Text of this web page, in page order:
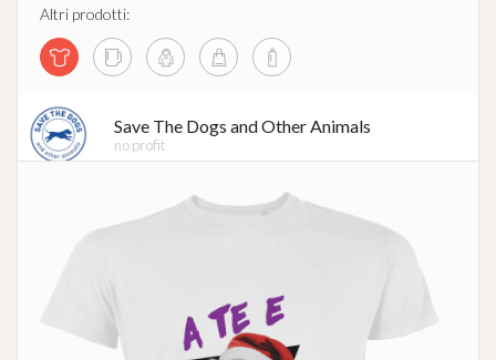
Altri prodotti:
Save The Dogs and Other Animals
no profit